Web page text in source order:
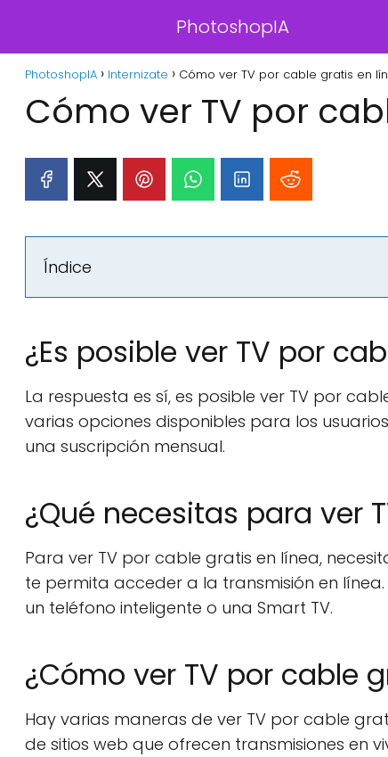
PhotoshopIA
PhotoshopIA Internizate Cómo ver TV por cable gratis en
Cómo ver TV por
Índice
¿Es posible ver TV por
La respuesta es sí, es posible ver TV por
varias opciones disponibles para los
una suscripción mensual.
¿Qué necesitas para ver
Para ver TV por cable gratis en línea,
te permita acceder a la transmisión en
un teléfono inteligente o una Smart TV.
¿Cómo ver TV por cable
Hay varias maneras de ver TV por cable
de sitios web que ofrecen transmisiones en